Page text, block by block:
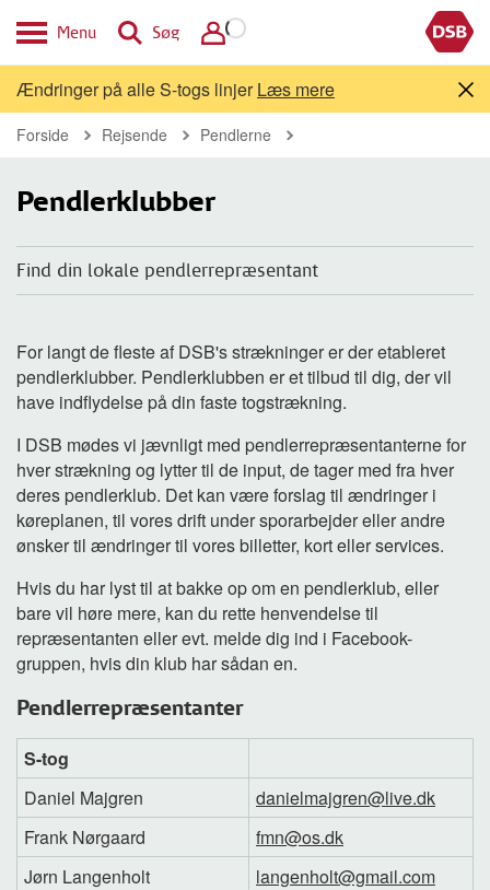
Menu Søg
Ændringer på alle S-togs linjerLæs mere
Forside Rejsende Pendlerne
Pendlerklubber
Find din lokale pendlerrepræsentant
For langt de fleste af DSB's strækninger er der etableret
pendlerklubber. Pendlerklubben er et tilbud til dig, der vil
have indflydelse på din faste togstrækning.
I DSB mødes vi jævnligt med pendlerrepræsentanterne for
hver strækning og lytter til de input, de tager med fra hver
deres pendlerklub. Det kan være forslag til ændringer i
køreplanen, til vores drift under sporarbejder eller andre
ønsker til ændringer til vores billetter, kort eller services.
Hvis du har lyst til at bakke op om en pendlerklub, eller
bare vil høre mere, kan du rette henvendelse til
repræsentanten eller evt. melde dig ind i Facebook-
gruppen, hvis din klub har sådan en.
Pendlerrepræsentanter
S-tog
Daniel Majgren
danielmajgren@live.dk
Frank Nørgaard
fmn@os.dk
Jørn Langenholt
langenholt@gmail.com